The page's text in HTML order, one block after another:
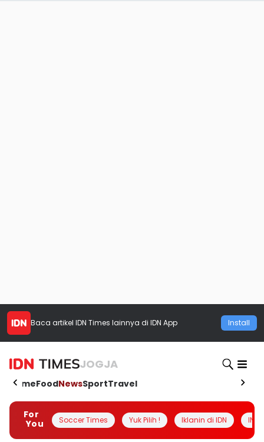
Baca artikel IDN Times lainnya di IDN App Install
JOGJA
HomeFoodNewsSportTravel
For
You
Soccer Times Yuk Pilih ! Iklanin di IDN